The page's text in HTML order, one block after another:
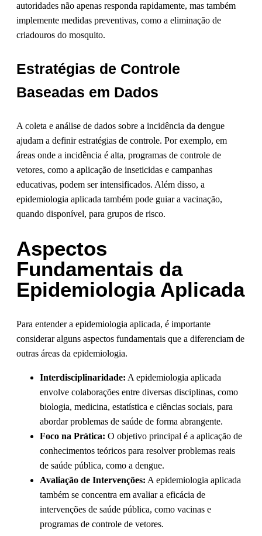
autoridades não apenas responda rapidamente, mas também
implemente medidas preventivas, como a eliminação de
criadouros do mosquito.
Estratégias de Controle
Baseadas em Dados
A coleta e análise de dados sobre a incidência da dengue
ajudam a definir estratégias de controle. Por exemplo, em
áreas onde a incidência é alta, programas de controle de
vetores, como a aplicação de inseticidas e campanhas
educativas, podem ser intensificados. Além disso, a
epidemiologia aplicada também pode guiar a vacinação,
quando disponível, para grupos de risco.
Aspectos
Fundamentais da
Epidemiologia Aplicada
Para entender a epidemiologia aplicada, é importante
considerar alguns aspectos fundamentais que a diferenciam de
outras áreas da epidemiologia.
Interdisciplinaridade: A epidemiologia aplicada
envolve colaborações entre diversas disciplinas, como
biologia, medicina, estatística e ciências sociais, para
abordar problemas de saúde de forma abrangente.
Foco na Prática: O objetivo principal é a aplicação de
conhecimentos teóricos para resolver problemas reais
de saúde pública, como a dengue.
Avaliação de Intervenções: A epidemiologia aplicada
também se concentra em avaliar a eficácia de
intervenções de saúde pública, como vacinas e
programas de controle de vetores.